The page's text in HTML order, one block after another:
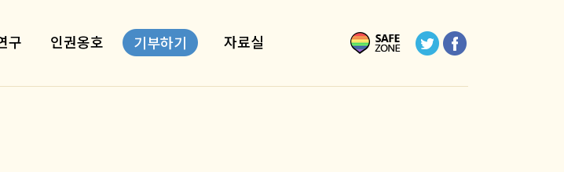
구 인권옹호 기부하기 자료실